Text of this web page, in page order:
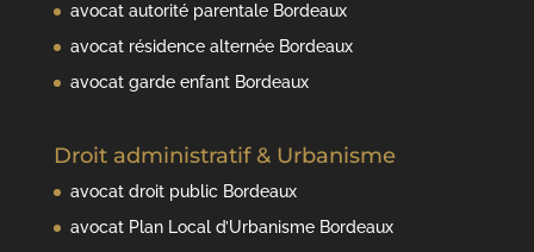
avocat autorité parentale Bordeaux
avocat résidence alternée Bordeaux
avocat garde enfant Bordeaux
Droit administratif & Urbanisme
avocat droit public Bordeaux
avocat Plan Local d’Urbanisme Bordeaux